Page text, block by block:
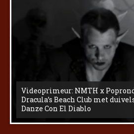
Videoprimeur: NMTH x
Dracula’s Beach Club met
Danze Con El Diablo